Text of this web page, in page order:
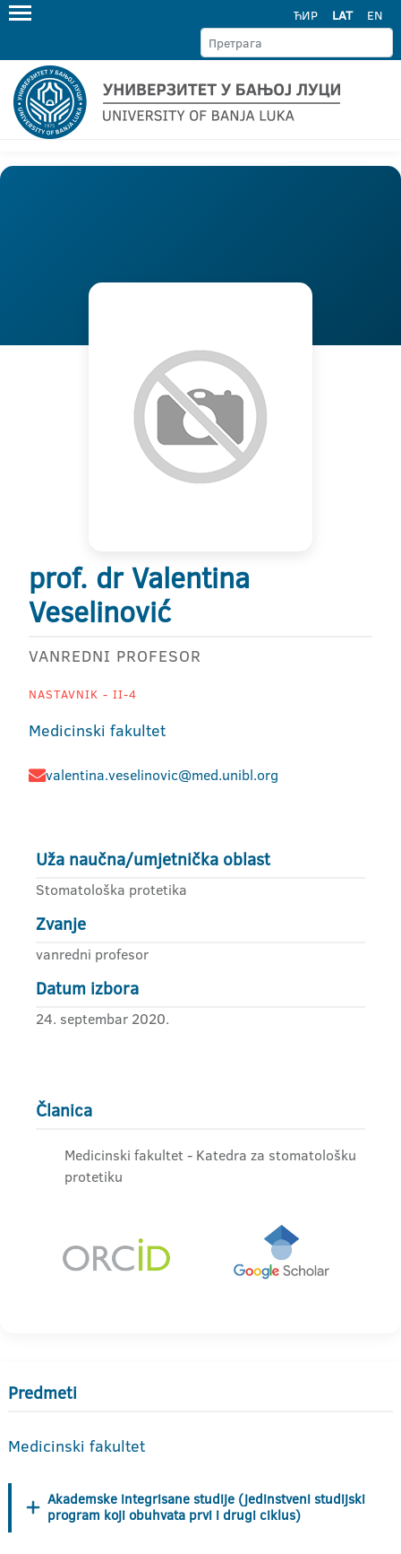
ЋИР LAT EN
prof. dr Valentina
Veselinović
VANREDNI PROFESOR
NASTAVNIK - II-4
Medicinski fakultet
valentina.veselinovic@med.unibl.org
Uža naučna/umjetnička oblast
Stomatološka protetika
Zvanje
vanredni profesor
Datum izbora
24. septembar 2020.
Članica
Medicinski fakultet - Katedra za stomatološku
protetiku
Predmeti
Medicinski fakultet
Akademske integrisane studije (jedinstveni studijski
program koji obuhvata prvi i drugi ciklus)